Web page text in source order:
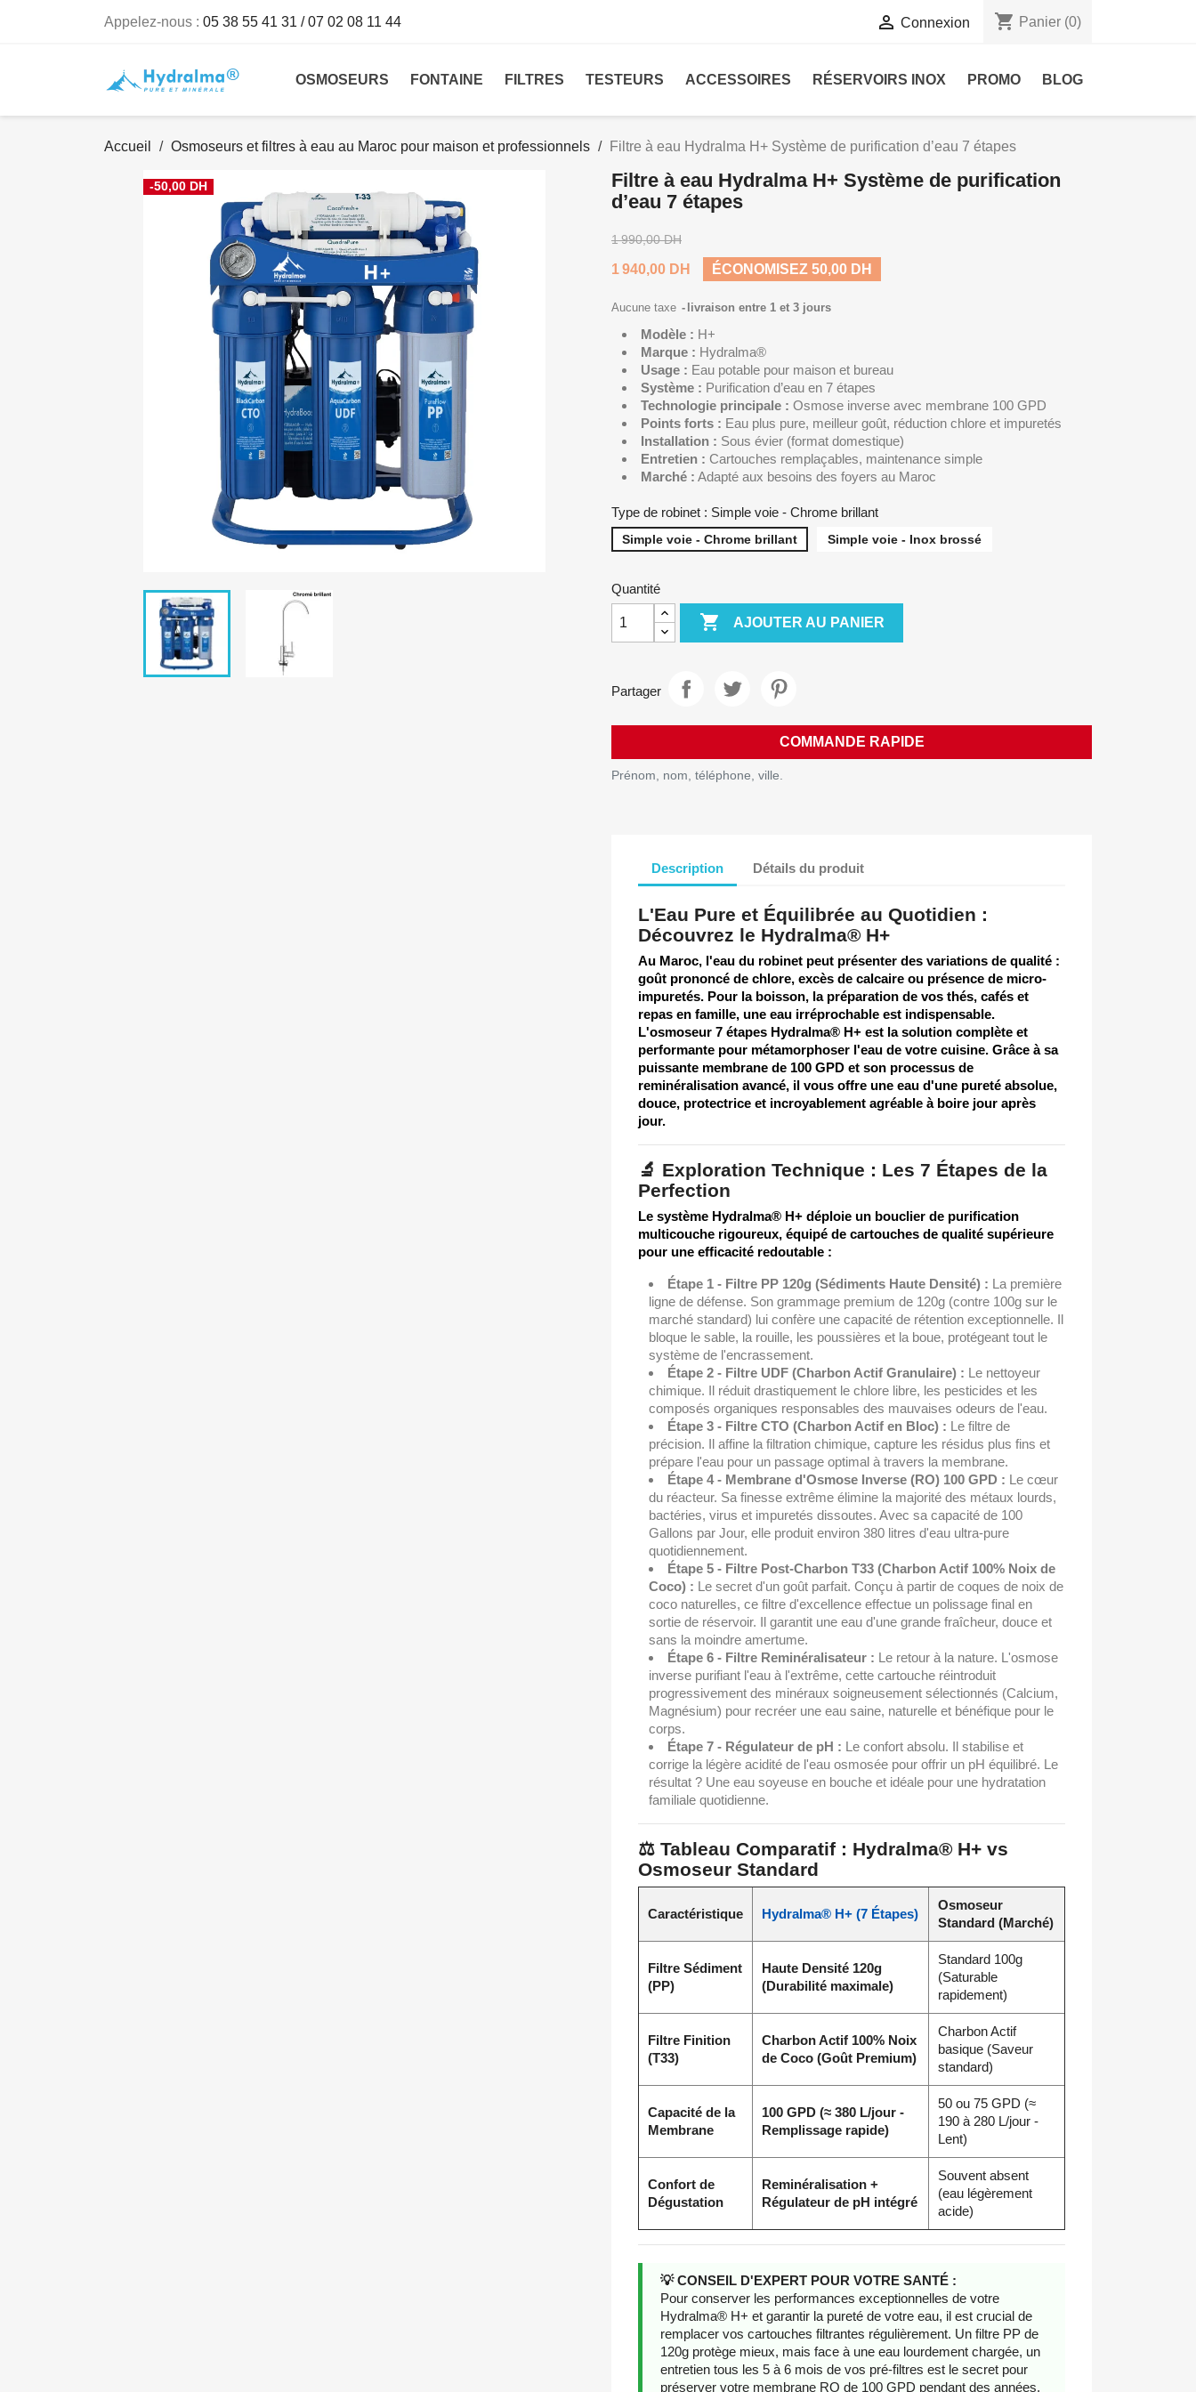
Appelez-nous : 05 38 55 41 31 / 07 02 08 11 44  Connexion shopping_cart Panier (0)
OSMOSEURS FONTAINE FILTRES TESTEURS ACCESSOIRES RÉSERVOIRS INOX PROMO BLOG
Accueil Osmoseurs et filtres à eau au Maroc pour maison et professionnels Filtre à eau Hydralma H+ Système de purification d’eau 7 étapes
-50,00 DH
Filtre à eau Hydralma H+ Système de purification
d’eau 7 étapes
1 990,00 DH
1 940,00 DH ÉCONOMISEZ 50,00 DH
Aucune taxe livraison entre 1 et 3 jours
Modèle : H+
Marque : Hydralma®
Usage : Eau potable pour maison et bureau
Système : Purification d’eau en 7 étapes
Technologie principale : Osmose inverse avec membrane 100 GPD
Points forts : Eau plus pure, meilleur goût, réduction chlore et impuretés
Installation : Sous évier (format domestique)
Entretien : Cartouches remplaçables, maintenance simple
Marché : Adapté aux besoins des foyers au Maroc
Type de robinet : Simple voie - Chrome brillant
Simple voie - Chrome brillant Simple voie - Inox brossé
Quantité
 AJOUTER AU PANIER
Partager
COMMANDE RAPIDE
Prénom, nom, téléphone, ville.
Description Détails du produit
L'Eau Pure et Équilibrée au Quotidien :
Découvrez le Hydralma® H+
Au Maroc, l'eau du robinet peut présenter des variations de qualité :
goût prononcé de chlore, excès de calcaire ou présence de micro-
impuretés. Pour la boisson, la préparation de vos thés, cafés et
repas en famille, une eau irréprochable est indispensable.
L'osmoseur 7 étapes Hydralma® H+ est la solution complète et
performante pour métamorphoser l'eau de votre cuisine. Grâce à sa
puissante membrane de 100 GPD et son processus de
reminéralisation avancé, il vous offre une eau d'une pureté absolue,
douce, protectrice et incroyablement agréable à boire jour après
jour.
🔬 Exploration Technique : Les 7 Étapes de la
Perfection
Le système Hydralma® H+ déploie un bouclier de purification
multicouche rigoureux, équipé de cartouches de qualité supérieure
pour une efficacité redoutable :
Étape 1 - Filtre PP 120g (Sédiments Haute Densité) : La première
ligne de défense. Son grammage premium de 120g (contre 100g sur le
marché standard) lui confère une capacité de rétention exceptionnelle. Il
bloque le sable, la rouille, les poussières et la boue, protégeant tout le
système de l'encrassement.
Étape 2 - Filtre UDF (Charbon Actif Granulaire) : Le nettoyeur
chimique. Il réduit drastiquement le chlore libre, les pesticides et les
composés organiques responsables des mauvaises odeurs de l'eau.
Étape 3 - Filtre CTO (Charbon Actif en Bloc) : Le filtre de
précision. Il affine la filtration chimique, capture les résidus plus fins et
prépare l'eau pour un passage optimal à travers la membrane.
Étape 4 - Membrane d'Osmose Inverse (RO) 100 GPD : Le cœur
du réacteur. Sa finesse extrême élimine la majorité des métaux lourds,
bactéries, virus et impuretés dissoutes. Avec sa capacité de 100
Gallons par Jour, elle produit environ 380 litres d'eau ultra-pure
quotidiennement.
Étape 5 - Filtre Post-Charbon T33 (Charbon Actif 100% Noix de
Coco) : Le secret d'un goût parfait. Conçu à partir de coques de noix de
coco naturelles, ce filtre d'excellence effectue un polissage final en
sortie de réservoir. Il garantit une eau d'une grande fraîcheur, douce et
sans la moindre amertume.
Étape 6 - Filtre Reminéralisateur : Le retour à la nature. L'osmose
inverse purifiant l'eau à l'extrême, cette cartouche réintroduit
progressivement des minéraux soigneusement sélectionnés (Calcium,
Magnésium) pour recréer une eau saine, naturelle et bénéfique pour le
corps.
Étape 7 - Régulateur de pH : Le confort absolu. Il stabilise et
corrige la légère acidité de l'eau osmosée pour offrir un pH équilibré. Le
résultat ? Une eau soyeuse en bouche et idéale pour une hydratation
familiale quotidienne.
⚖️ Tableau Comparatif : Hydralma® H+ vs
Osmoseur Standard
Caractéristique Hydralma® H+ (7 Étapes)
Osmoseur
Standard (Marché)
Filtre Sédiment
(PP)
Haute Densité 120g
(Durabilité maximale)
Standard 100g
(Saturable
rapidement)
Filtre Finition
(T33)
Charbon Actif 100% Noix
de Coco (Goût Premium)
Charbon Actif
basique (Saveur
standard)
Capacité de la
Membrane
100 GPD (≈ 380 L/jour -
Remplissage rapide)
50 ou 75 GPD (≈
190 à 280 L/jour -
Lent)
Confort de
Dégustation
Reminéralisation +
Régulateur de pH intégré
Souvent absent
(eau légèrement
acide)
💡 CONSEIL D'EXPERT POUR VOTRE SANTÉ :
Pour conserver les performances exceptionnelles de votre
Hydralma® H+ et garantir la pureté de votre eau, il est crucial de
remplacer vos cartouches filtrantes régulièrement. Un filtre PP de
120g protège mieux, mais face à une eau lourdement chargée, un
entretien tous les 5 à 6 mois de vos pré-filtres est le secret pour
préserver votre membrane RO de 100 GPD pendant des années.